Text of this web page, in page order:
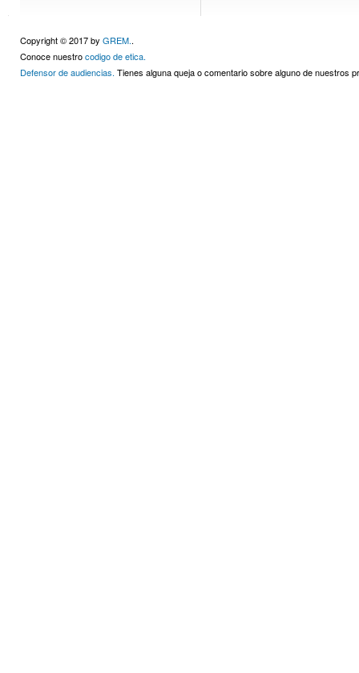
Copyright © 2017 by GREM..
Conoce nuestrocodigo de etica.
Defensor de audiencias. Tienes alguna queja o comentario sobre alguno de nuestros